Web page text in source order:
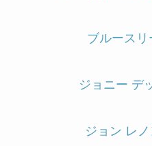
ブルースリ
ジョニー デ
ジョン レノ